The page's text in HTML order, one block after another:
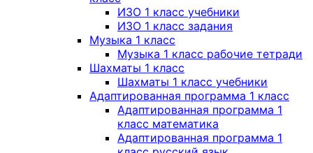
ИЗО 1 класс учебники
ИЗО 1 класс задания
Музыка 1 класс
Музыка 1 класс рабочие тетради
Шахматы 1 класс
Шахматы 1 класс учебники
Адаптированная программа 1 класс
Адаптированная программа 1
класс математика
Адаптированная программа 1